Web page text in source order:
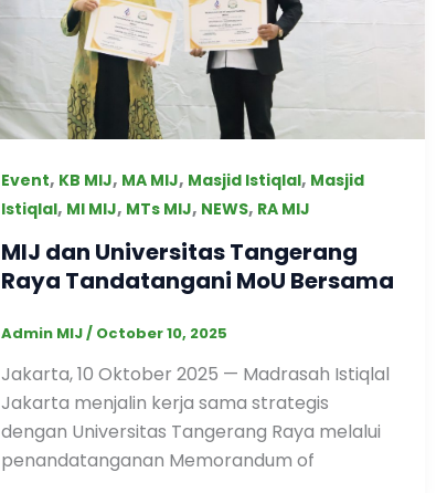
Event, KB MIJ, MA MIJ, Masjid Istiqlal, Masjid
Istiqlal, MI MIJ, MTs MIJ, NEWS, RA MIJ
MIJ dan Universitas Tangerang
Raya Tandatangani MoU Bersama
Admin MIJ/ October 10, 2025
Jakarta, 10 Oktober 2025 — Madrasah Istiqlal
Jakarta menjalin kerja sama strategis
dengan Universitas Tangerang Raya melalui
penandatanganan Memorandum of